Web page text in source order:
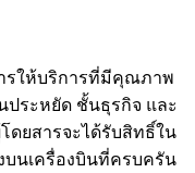
รให้บริการที่มีคุณภาพ
ประหยัด ชั้นธุรกิจ และ
ดยสารจะได้รับสิทธิ์ใน
บนเครื่องบินที่ครบครัน